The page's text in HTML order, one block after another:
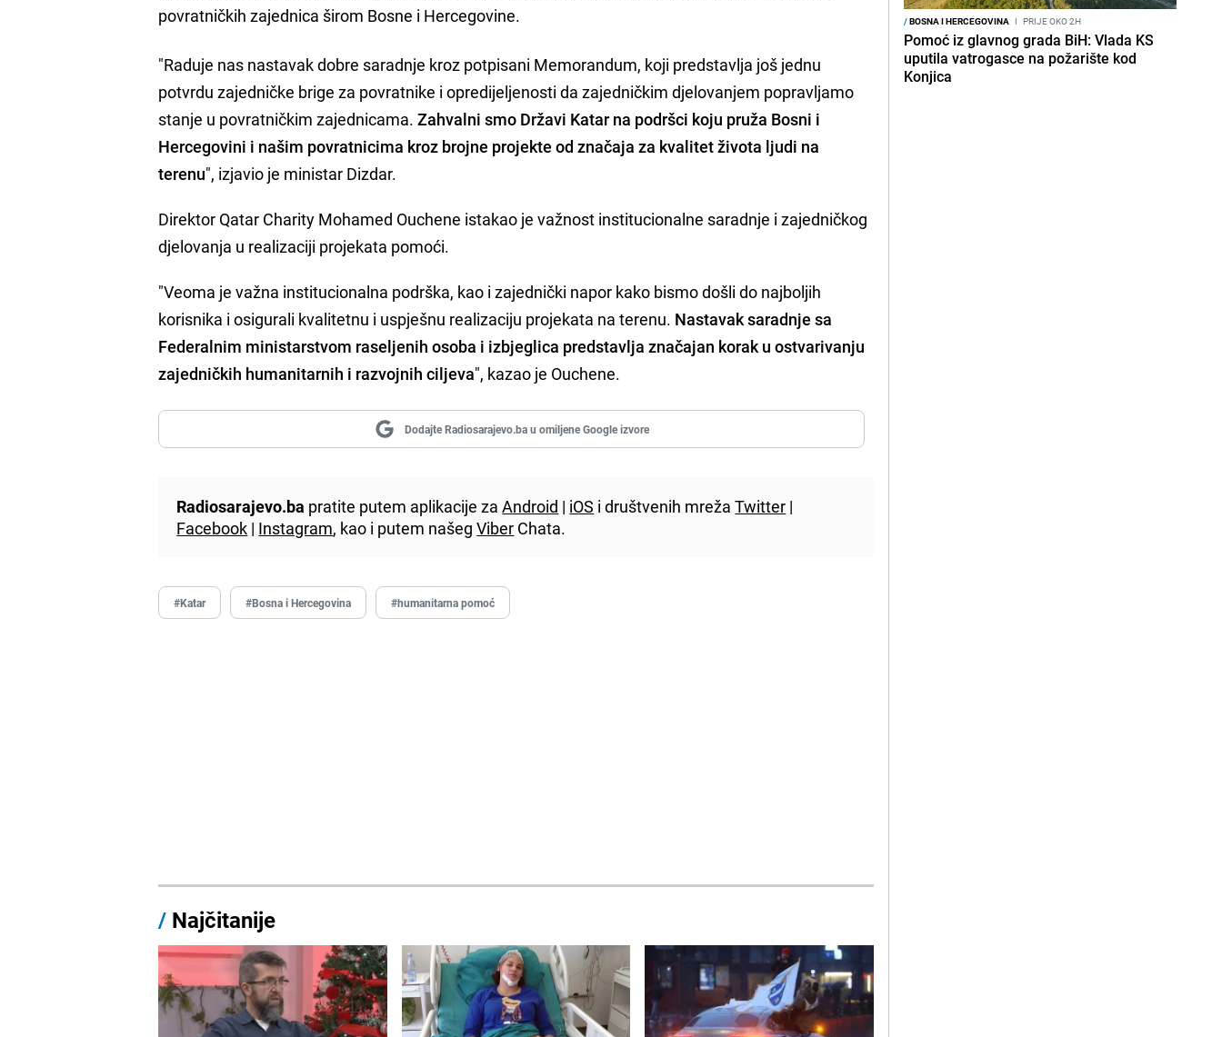
povratničkih zajednica širom Bosne i Hercegovine.
"Raduje nas nastavak dobre saradnje kroz potpisani Memorandum, koji predstavlja još jednu
potvrdu zajedničke brige za povratnike i opredijeljenosti da zajedničkim djelovanjem popravljamo
stanje u povratničkim zajednicama.Zahvalni smo Državi Katar na podršci koju pruža Bosni i
Hercegovini i našim povratnicima kroz brojne projekte od značaja za kvalitet života ljudi na
terenu", izjavio je ministar Dizdar.
Direktor Qatar Charity Mohamed Ouchene istakao je važnost institucionalne saradnje i zajedničkog
djelovanja u realizaciji projekata pomoći.
"Veoma je važna institucionalna podrška, kao i zajednički napor kako bismo došli do najboljih
korisnika i osigurali kvalitetnu i uspješnu realizaciju projekata na terenu. Nastavak saradnje sa
Federalnim ministarstvom raseljenih osoba i izbjeglica predstavlja značajan korak u ostvarivanju
zajedničkih humanitarnih i razvojnih ciljeva", kazao je Ouchene.
Dodajte Radiosarajevo.ba u omiljene Google izvore
Radiosarajevo.ba pratite putem aplikacije zaAndroid | iOS i društvenih mrežaTwitter |
Facebook | Instagram, kao i putem našegViber Chata.
#Katar #Bosna i Hercegovina #humanitarna pomoć
/ Najčitanije
/BOSNA I HERCEGOVINA I PRIJE OKO 2H
Pomoć iz glavnog grada BiH: Vlada KS
uputila vatrogasce na požarište kod
Konjica